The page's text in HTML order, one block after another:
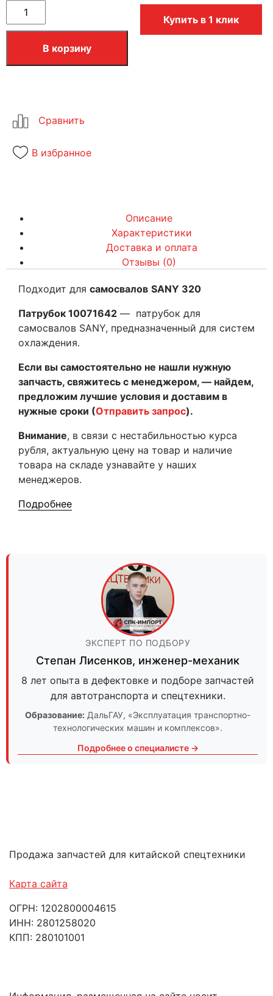
В корзину
Купить в 1 клик
В избранное
Описание
Характеристики
Доставка и оплата
Отзывы (0)
Подходит для самосвалов SANY 320
Патрубок 10071642 — патрубок для
самосвалов SANY, предназначенный для систем
охлаждения.
Если вы самостоятельно не нашли нужную
запчасть, свяжитесь с менеджером, — найдем,
предложим лучшие условия и доставим в
нужные сроки (Отправить запрос).
Внимание, в связи с нестабильностью курса
рубля, актуальную цену на товар и наличие
товара на складе узнавайте у наших
менеджеров.
Подробнее
ЭКСПЕРТ ПО ПОДБОРУ
Степан Лисенков, инженер-механик
8 лет опыта в дефектовке и подборе запчастей
для автотранспорта и спецтехники.
Образование: ДальГАУ, «Эксплуатация транспортно-
технологических машин и комплексов».
Подробнее о специалисте →
Продажа запчастей для китайской спецтехники
Карта сайта
ОГРН: 1202800004615
ИНН: 2801258020
КПП: 280101001